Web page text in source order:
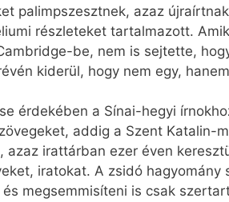
palimpszesztnek, azaz
részleteket tartalmazott.
be, nem is sejtette,
kiderül, hogy nem egy,
érdekében a Sínai-hegyi
addig a Szent Katalin-
azaz irattárban ezer éven
iratokat. A zsidó
megsemmisíteni is csak